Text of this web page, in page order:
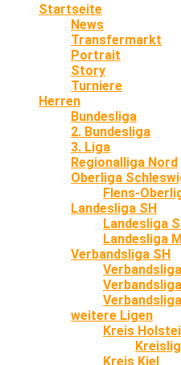
Startseite
News
Transfermarkt
Portrait
Story
Turniere
Herren
Bundesliga
2. Bundesliga
3. Liga
Regionalliga Nord
Oberliga
Flens-
Landesliga SH
Landesliga
Landesliga
Verbandsliga SH
weitere Ligen
Kreis
Kreis Kiel